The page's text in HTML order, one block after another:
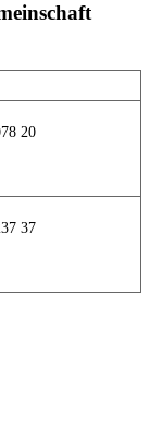
20
37